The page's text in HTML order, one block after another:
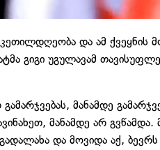
და ამ ქვეყნის
გიგი უგულავამ
მანამდე
მანამდე არ გვწამდა.
და მოვიდა აქ, ბევრს